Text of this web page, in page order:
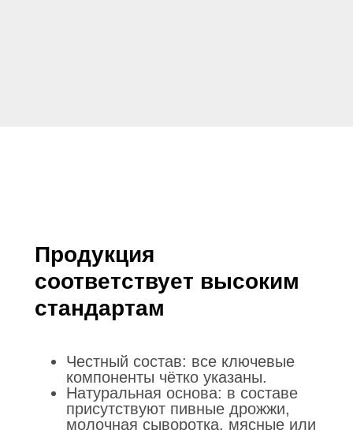
Продукция
соответствует высоким
стандартам
Честный состав: все ключевые
компоненты чётко указаны.
Натуральная основа: в составе
присутствуют пивные дрожжи,
молочная сыворотка, мясные или